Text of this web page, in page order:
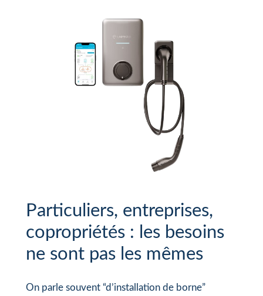
Particuliers, entreprises,
copropriétés : les besoins
ne sont pas les mêmes
On parle souvent “d’installation de borne”